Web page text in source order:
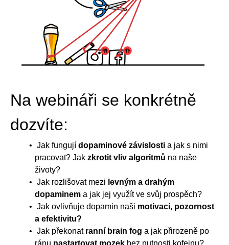
Na webináři se konkrétně
dozvíte:
Jak fungují dopaminové závislostia jak s nimi
pracovat? Jak zkrotit vliv algoritmů na naše
životy?
Jak rozlišovat mezi levným a drahým
dopaminem a jak jej využít ve svůj prospěch?
Jak ovlivňuje dopamin naši motivaci, pozornost
a efektivitu?
Jak překonat ranní brain fog a jak přirozeně po
ránu nastartovat mozek bez nutnosti kofeinu?